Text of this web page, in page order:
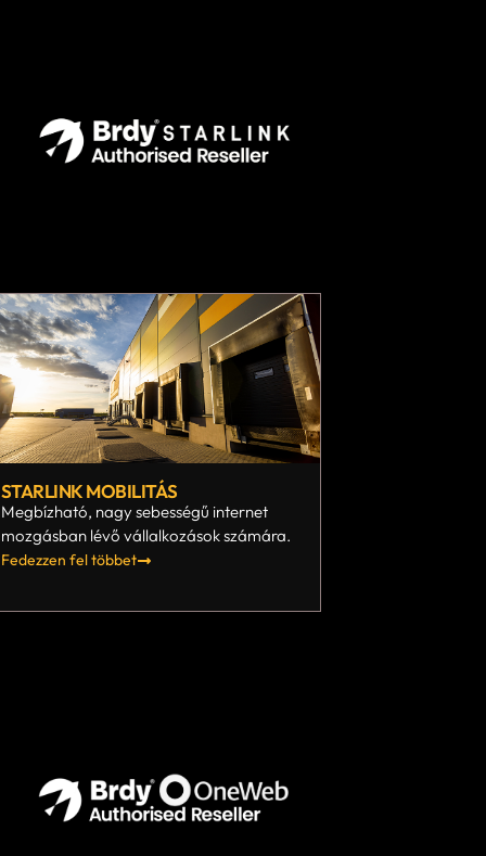
STARLINK MOBILITÁS
Megbízható, nagy sebességű internet
mozgásban lévő vállalkozások számára.
Fedezzen fel többet